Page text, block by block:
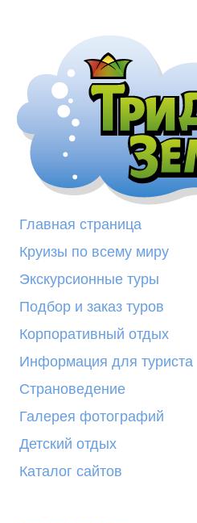
Главная страница
Круизы по всему миру
Экскурсионные туры
Подбор и заказ туров
Корпоративный отдых
Информация для туриста
Страноведение
Галерея фотографий
Детский отдых
Каталог сайтов